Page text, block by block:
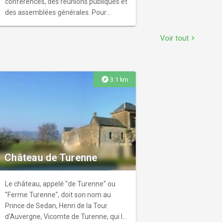
des assemblées générales. Pour
Voir tout chevron_right
explore 3.1 km
Château de Turenne
Le château, appelé "de Turenne" ou
"Ferme Turenne", doit son nom au
Prince de Sedan, Henri de la Tour
d'Auvergne, Vicomte de Turenne, qui l'a